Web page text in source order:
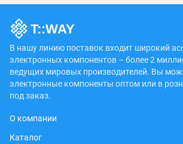
В нашу линию поставок входит широкий
электронных компонентов – более 2
ведущих мировых производителей. Вы
электронные компоненты оптом или в
под заказ.
О компании
Каталог